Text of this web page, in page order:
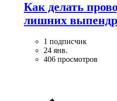
Как делать
лишних
1 подписчик
24 янв.
406 просмотров